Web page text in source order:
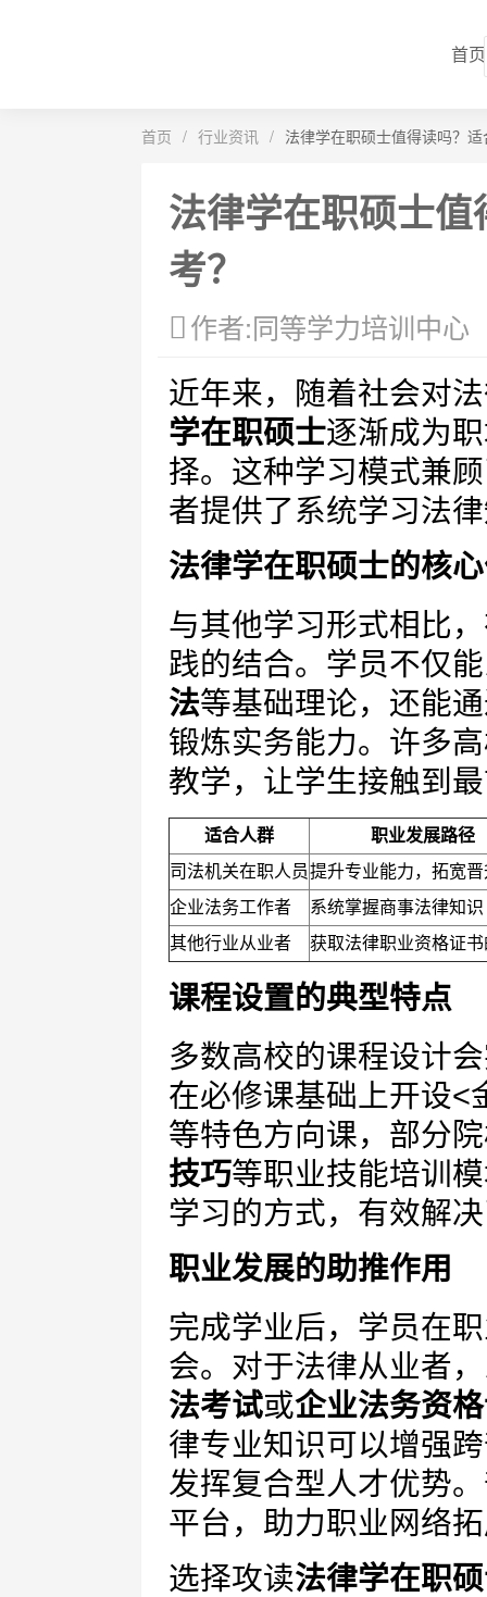
首页
首页 / 行业资讯 / 法律学在职硕士值得读吗？
法律学在职硕士
考？
作者:同等学力培训中心
近年来，随着社会对
学在职硕士逐渐成为
择。这种学习模式兼
者提供了系统学习法
法律学在职硕士的核
与其他学习形式相比
践的结合。学员不仅
法等基础理论，还能
锻炼实务能力。许多
教学，让学生接触到
适合人群
职业发展路径
司法机关在职人员提升专业能力，拓宽
企业法务工作者
系统掌握商事法律知识
其他行业从业者
获取法律职业资格证
课程设置的典型特点
多数高校的课程设计
在必修课基础上开设<
等特色方向课，部分
技巧等职业技能培训
学习的方式，有效解
职业发展的助推作用
完成学业后，学员在
会。对于法律从业者
法考试或企业法务资
律专业知识可以增强
发挥复合型人才优势
平台，助力职业网络
选择攻读法律学在职